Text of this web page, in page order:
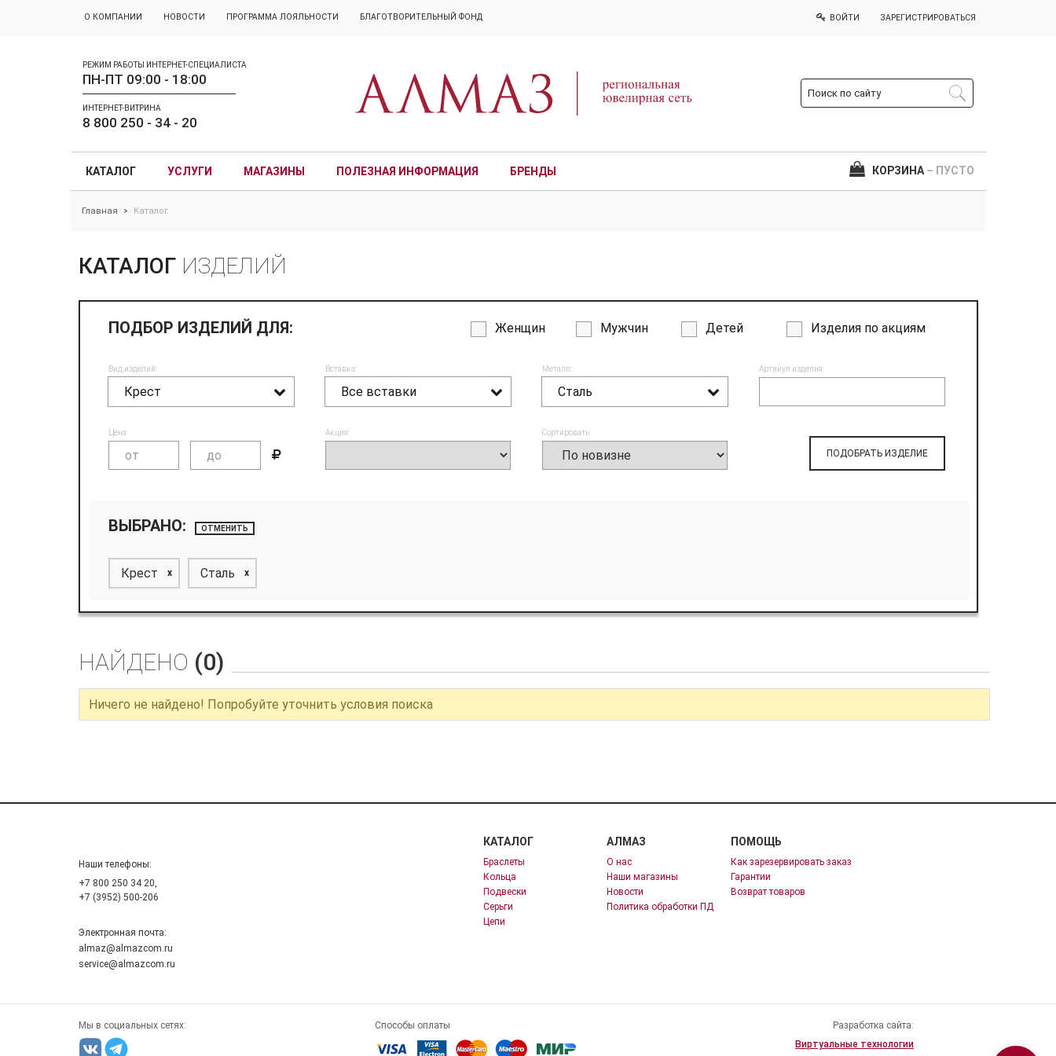
О КОМПАНИИ НОВОСТИ ПРОГРАММА ЛОЯЛЬНОСТИ БЛАГОТВОРИТЕЛЬНЫЙ ФОНД
РЕЖИМ РАБОТЫ ИНТЕРНЕТ-СПЕЦИАЛИСТА
ПН-ПТ 09:00 - 18:00
ИНТЕРНЕТ-ВИТРИНА
8 800 250 - 34 - 20
ВОЙТИ ЗАРЕГИСТРИРОВАТЬСЯ
КАТАЛОГ УСЛУГИ МАГАЗИНЫ ПОЛЕЗНАЯ ИНФОРМАЦИЯ БРЕНДЫ КОРЗИНА – ПУСТО
Главная > Каталог
КАТАЛОГ ИЗДЕЛИЙ
ПОДБОР ИЗДЕЛИЙ ДЛЯ: Женщин Мужчин Детей Изделия по акциям
Вид изделий:
Крест
Вставка:
Все вставки
Металл:
Сталь
Артикул изделия:
Цена: Акция: Сортировать:
ПОДОБРАТЬ ИЗДЕЛИЕ
ВЫБРАНО: ОТМЕНИТЬ
Крест x Сталь x
НАЙДЕНО (0)
Ничего не найдено! Попробуйте уточнить условия поиска
Наши телефоны:
+7 800 250 34 20,
+7 (3952) 500-206
Электронная почта:
almaz@almazcom.ru
service@almazcom.ru
КАТАЛОГ
Браслеты
Кольца
Подвески
Серьги
Цепи
АЛМАЗ
О нас
Наши магазины
Новости
Политика обработки ПД
ПОМОЩЬ
Как зарезервировать заказ
Гарантии
Возврат товаров
Мы в социальных сетях: Способы оплаты
Разработка сайта:
Виртуальные технологии